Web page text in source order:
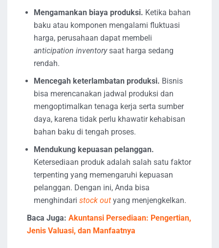
Mengamankan biaya produksi. Ketika bahan
baku atau komponen mengalami fluktuasi
harga, perusahaan dapat membeli
anticipation inventorysaat harga sedang
rendah.
Mencegah keterlambatan produksi. Bisnis
bisa merencanakan jadwal produksi dan
mengoptimalkan tenaga kerja serta sumber
daya, karena tidak perlu khawatir kehabisan
bahan baku di tengah proses.
Mendukung kepuasan pelanggan.
Ketersediaan produk adalah salah satu faktor
terpenting yang memengaruhi kepuasan
pelanggan. Dengan ini, Anda bisa
menghindari stock out yang menjengkelkan.
Baca Juga: Akuntansi Persediaan: Pengertian,
Jenis Valuasi, dan Manfaatnya